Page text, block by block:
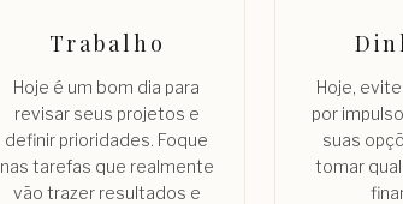
Trabalho
Hoje é um bom dia para
revisar seus projetos e
definir prioridades. Foque
nas tarefas que realmente
vão trazer resultados e
Hoje,
por
suas
tomar